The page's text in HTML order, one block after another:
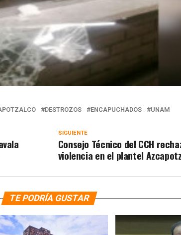
DESTROZOS ENCAPUCHADOS UNAM
SIGUIENTE
Consejo Técnico del CCH
violencia en el plantel
TE PODRÍA GUSTAR